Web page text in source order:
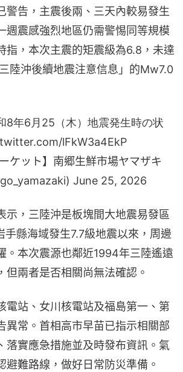
警告，主震後兩、三天內較易發生
週震感強烈地區仍需警惕同等規模
指，本次主震的矩震級為6.8，未達
陸沖後續地震注意信息」的Mw7.0
8年6月25（木）地震発生時の状
lFkW3a4EkP
ケット】南郷生鮮市場ヤマザキ
June 25, 2026
示，三陸沖是板塊間大地震易發區
縣海域發生7.7級地震以來，周邊
。本次震源也鄰近1994年三陸遙遠
但兩者是否相關尚無法確認。
電站、女川核電站及福島第一、第
異常。首相高市早苗已指示相關部
落實應急措施並及時發布資訊。氣
避難路線，做好日常防災準備。